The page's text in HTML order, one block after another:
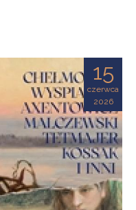
15
czerwca
2026